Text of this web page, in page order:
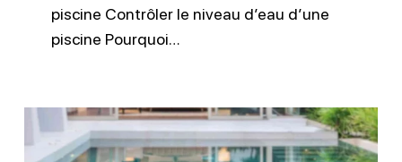
piscine Contrôler le niveau d’eau d’une
piscine Pourquoi…
Vider
le